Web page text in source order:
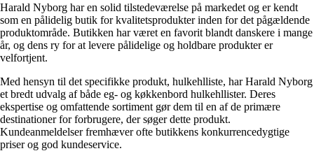
Harald Nyborg har en solid tilstedeværelse på markedet og er kendt
som en pålidelig butik for kvalitetsprodukter inden for det pågældende
produktområde. Butikken har været en favorit blandt danskere i mange
år, og dens ry for at levere pålidelige og holdbare produkter er
velfortjent.
Med hensyn til det specifikke produkt, hulkehlliste, har Harald Nyborg
et bredt udvalg af både eg- og køkkenbord hulkehllister. Deres
ekspertise og omfattende sortiment gør dem til en af ​​de primære
destinationer for forbrugere, der søger dette produkt.
Kundeanmeldelser fremhæver ofte butikkens konkurrencedygtige
priser og god kundeservice.